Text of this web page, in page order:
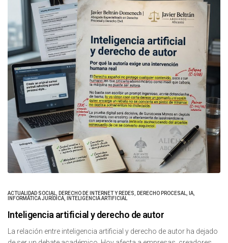
ACTUALIDAD SOCIAL DERECHO DE INTERNET Y REDES DERECHO PROCESAL IA
INFORMÁTICA JURÍDICA
INTELIGENCIA ARTIFICIAL
Inteligencia artificial y derecho de autor
La relación entre inteligencia artificial y derecho de autor ha dejado